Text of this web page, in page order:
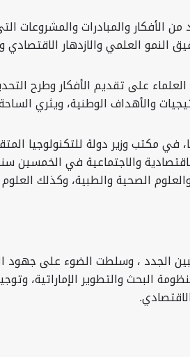
والمبادرات والمشروعات
النمو العلمي والازدهار الاقتصادي
على تقديم الأفكار وطرح
والأهداف الوطنية، ويثري الساحة
في مكتب وزير دولة
والاجتماعية في الخمسين
الصحية والطبية، وكذلك
بالأعضاء التي تتضمن 150 من الأعضاء والمنتسبين
والتطوير الإماراتية،